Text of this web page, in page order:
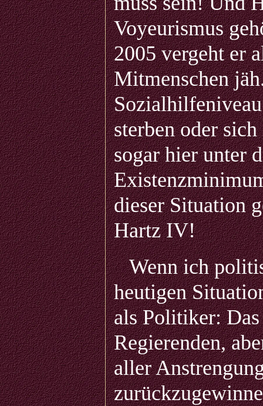
Voyeurismus
2005 vergeht er
Mitmenschen
sterben oder
sogar hier unter
dieser Situation
Hartz IV!
Wenn ich
heutigen
als Politiker: Das
Regierenden,
aller